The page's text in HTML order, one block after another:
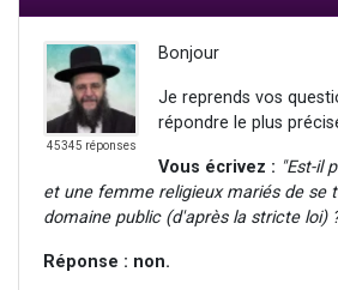
45345 réponses
Bonjour
Je reprends vos
répondre le plus
Vous écrivez : "Est-il
et une femme religieux mariés de se
domaine public (d'après la stricte loi)
Réponse : non.